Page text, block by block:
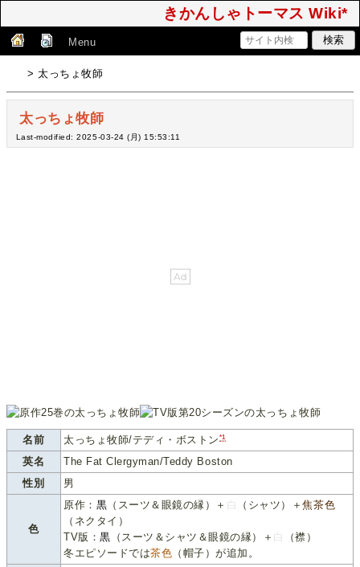
きかんしゃトーマス Wiki*
Menu
> 太っちょ牧師
太っちょ牧師
Last-modified: 2025-03-24 (月) 15:53:11
名前 太っちょ牧師/テディ・ボストン *1
英名
The Fat Clergyman/Teddy Boston
性別
男
色
原作： 黒 （スーツ＆眼鏡の縁）＋ 白 （シャツ）＋焦茶色
（ネクタイ）
TV版：黒 （スーツ＆シャツ＆眼鏡の縁）＋ 白
（襟）
冬エピソードでは茶色 （帽子）が追加。